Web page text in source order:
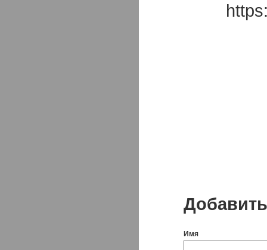
Имя